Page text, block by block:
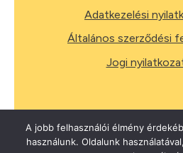
Adatkezelési
Általános szerződési
Jogi
2026Minden jog
A jobb felhasználói élmény
használunk. Oldalunk